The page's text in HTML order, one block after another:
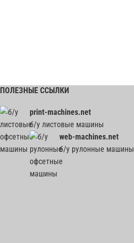
ПОЛЕЗНЫЕ ССЫЛКИ
print-machines.net
б/у листовые машины
web-machines.net
б/у рулонные машины